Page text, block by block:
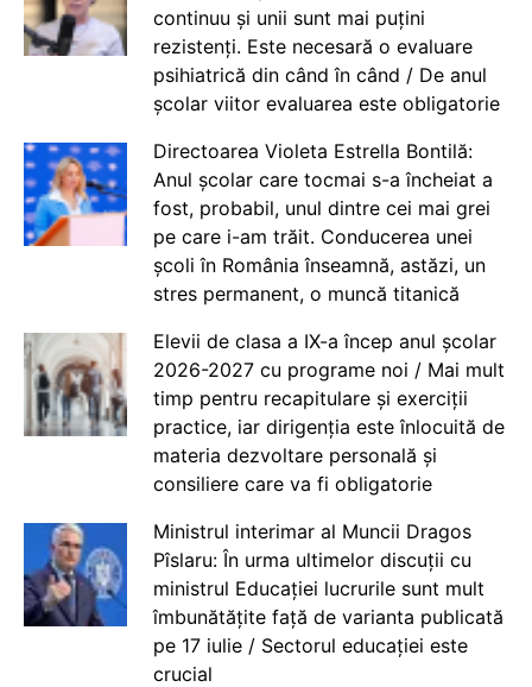
continuu și unii sunt mai puțini
rezistenți. Este necesară o evaluare
psihiatrică din când în când / De anul
școlar viitor evaluarea este obligatorie
Directoarea Violeta Estrella Bontilă:
Anul școlar care tocmai s-a încheiat a
fost, probabil, unul dintre cei mai grei
pe care i-am trăit. Conducerea unei
școli în România înseamnă, astăzi, un
stres permanent, o muncă titanică
Elevii de clasa a IX-a încep anul școlar
2026-2027 cu programe noi / Mai mult
timp pentru recapitulare și exerciții
practice, iar dirigenția este înlocuită de
materia dezvoltare personală și
consiliere care va fi obligatorie
Ministrul interimar al Muncii Dragos
Pîslaru: În urma ultimelor discuții cu
ministrul Educației lucrurile sunt mult
îmbunătățite față de varianta publicată
pe 17 iulie / Sectorul educației este
crucial